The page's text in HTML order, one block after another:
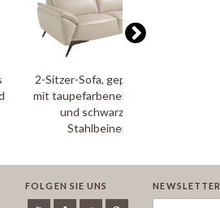
2-Sitzer-Sofa, gepolstert
mit taupefarbenem Leder
und schwarzen
Stahlbeinen
FOLGEN SIE UNS NEWSLETTER